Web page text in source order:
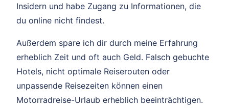
Insidern und habe Zugang zu Informationen, die
du online nicht findest.
Außerdem spare ich dir durch meine Erfahrung
erheblich Zeit und oft auch Geld. Falsch gebuchte
Hotels, nicht optimale Reiserouten oder
unpassende Reisezeiten können einen
Motorradreise-Urlaub erheblich beeinträchtigen.